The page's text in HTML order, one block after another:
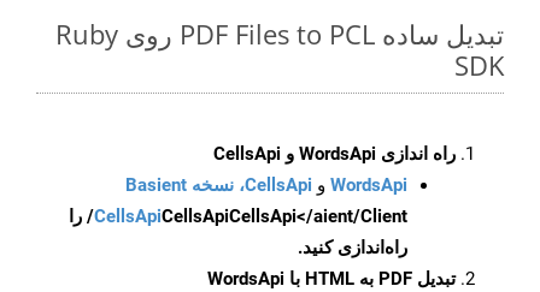
تبدیل ساده PDF Files to PCL روی Ruby
SDK
راه اندازی WordsApi و CellsApi
WordsApi و CellsApi، نسخه Basient
CellsApiCellsApi
CellsApi</aient/Client/ را
راه‌اندازی کنید.
تبدیل PDF به HTML با WordsApi